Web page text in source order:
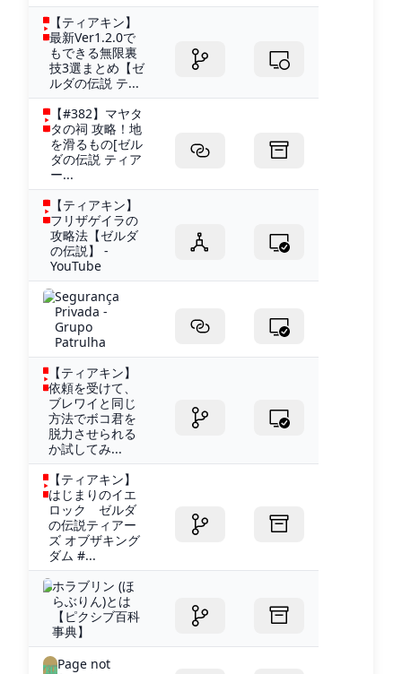
【ティアキン】
最新Ver1.2.0で
もできる無限裏
技3選まとめ【ゼ
ルダの伝説 テ...
【#382】マヤタ
タの祠 攻略！地
を滑るもの[ゼル
ダの伝説 ティア
ー...
【ティアキン】
フリザゲイラの
攻略法【ゼルダ
の伝説】 -
YouTube
Segurança
Privada -
Grupo
Patrulha
【ティアキン】
依頼を受けて、
ブレワイと同じ
方法でボコ君を
脱力させられる
か試してみ...
【ティアキン】
はじまりのイエ
ロック ゼルダ
の伝説ティアー
ズ オブザキング
ダム #...
ホラブリン (ほ
らぶりん)とは
【ピクシブ百科
事典】
Page not